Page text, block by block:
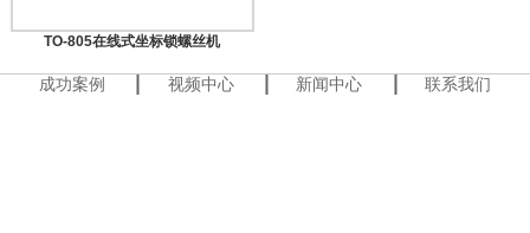
TO-805在线式坐标锁螺丝机
成功案例 视频中心 新闻中心 联系我们